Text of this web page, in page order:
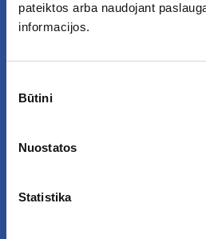
pateiktos arba naudojant
informacijos.
pasirinkimas
Būtini
Nuostatos
Statistika
Sužinokite ŽALIA GIRIA
Gaukite karštas naujienas,
renginius, nuolaidas bei
dėžutę.